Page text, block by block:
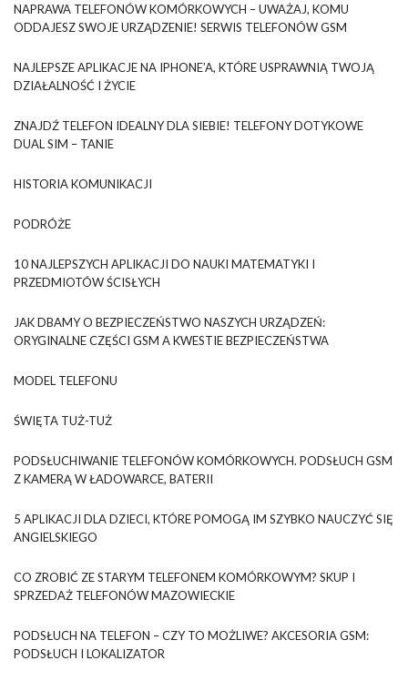
NAPRAWA TELEFONÓW KOMÓRKOWYCH – UWAŻAJ, KOMU
ODDAJESZ SWOJE URZĄDZENIE! SERWIS TELEFONÓW GSM
NAJLEPSZE APLIKACJE NA IPHONE’A, KTÓRE USPRAWNIĄ TWOJĄ
DZIAŁALNOŚĆ I ŻYCIE
ZNAJDŹ TELEFON IDEALNY DLA SIEBIE! TELEFONY DOTYKOWE
DUAL SIM – TANIE
HISTORIA KOMUNIKACJI
PODRÓŻE
10 NAJLEPSZYCH APLIKACJI DO NAUKI MATEMATYKI I
PRZEDMIOTÓW ŚCISŁYCH
JAK DBAMY O BEZPIECZEŃSTWO NASZYCH URZĄDZEŃ:
ORYGINALNE CZĘŚCI GSM A KWESTIE BEZPIECZEŃSTWA
MODEL TELEFONU
ŚWIĘTA TUŻ-TUŻ
PODSŁUCHIWANIE TELEFONÓW KOMÓRKOWYCH. PODSŁUCH GSM
Z KAMERĄ W ŁADOWARCE, BATERII
5 APLIKACJI DLA DZIECI, KTÓRE POMOGĄ IM SZYBKO NAUCZYĆ SIĘ
ANGIELSKIEGO
CO ZROBIĆ ZE STARYM TELEFONEM KOMÓRKOWYM? SKUP I
SPRZEDAŻ TELEFONÓW MAZOWIECKIE
PODSŁUCH NA TELEFON – CZY TO MOŻLIWE? AKCESORIA GSM:
PODSŁUCH I LOKALIZATOR